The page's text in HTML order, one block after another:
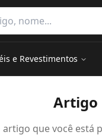
categorias
e Revestimentos
Artigo
artigo que você está